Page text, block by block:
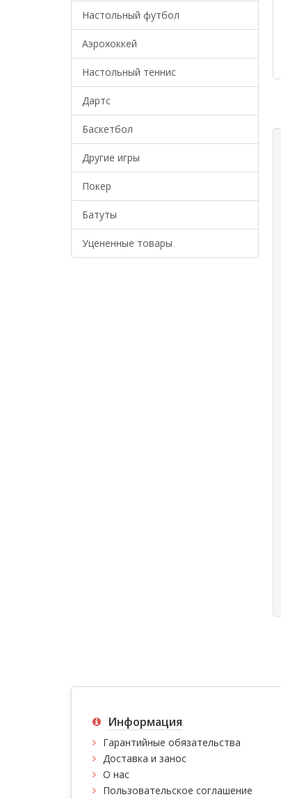
Настольный футбол
Аэрохоккей
Настольный теннис
Дартс
Баскетбол
Другие игры
Покер
Батуты
Уцененные товары
Информация
Гарантийные обязательства
Доставка и занос
О нас
Пользовательское соглашение